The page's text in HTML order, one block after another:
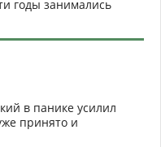
годы занимались
в панике усилил
принято и